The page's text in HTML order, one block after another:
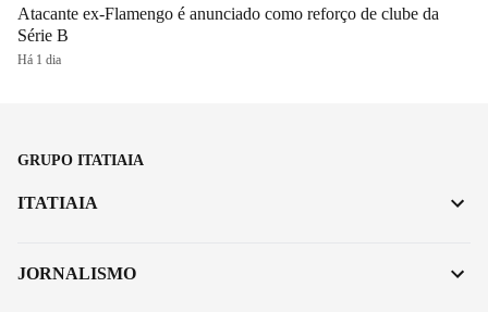
Atacante ex-Flamengo é anunciado como reforço de clube da
Série B
Há 1 dia
GRUPO ITATIAIA
ITATIAIA
JORNALISMO